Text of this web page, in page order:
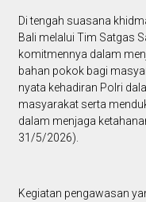
Di tengah suasana
Bali melalui Tim Satgas
komitmennya dalam
bahan pokok bagi
nyata kehadiran Polri
masyarakat serta
dalam menjaga
31/5/2026).
Kegiatan pengawasan